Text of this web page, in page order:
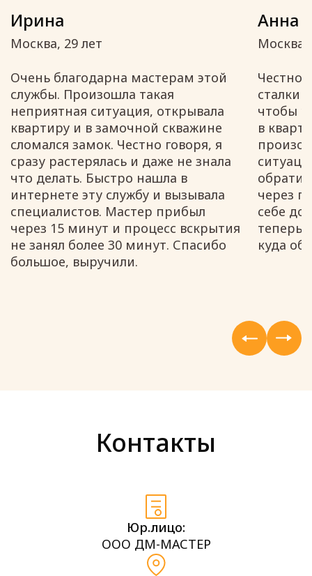
Ирина
Москва, 29 лет
Очень благодарна мастерам этой
службы. Произошла такая
неприятная ситуация, открывала
квартиру и в замочной скважине
сломался замок. Честно говоря, я
сразу растерялась и даже не знала
что делать. Быстро нашла в
интернете эту службу и вызывала
специалистов. Мастер прибыл
через 15 минут и процесс вскрытия
не занял более 30 минут. Спасибо
большое, выручили.
Анна
Москва,
Честно
чтобы у
в
через
себе
теперь
куда
Контакты
Юр.лицо:
ООО ДМ-МАСТЕР